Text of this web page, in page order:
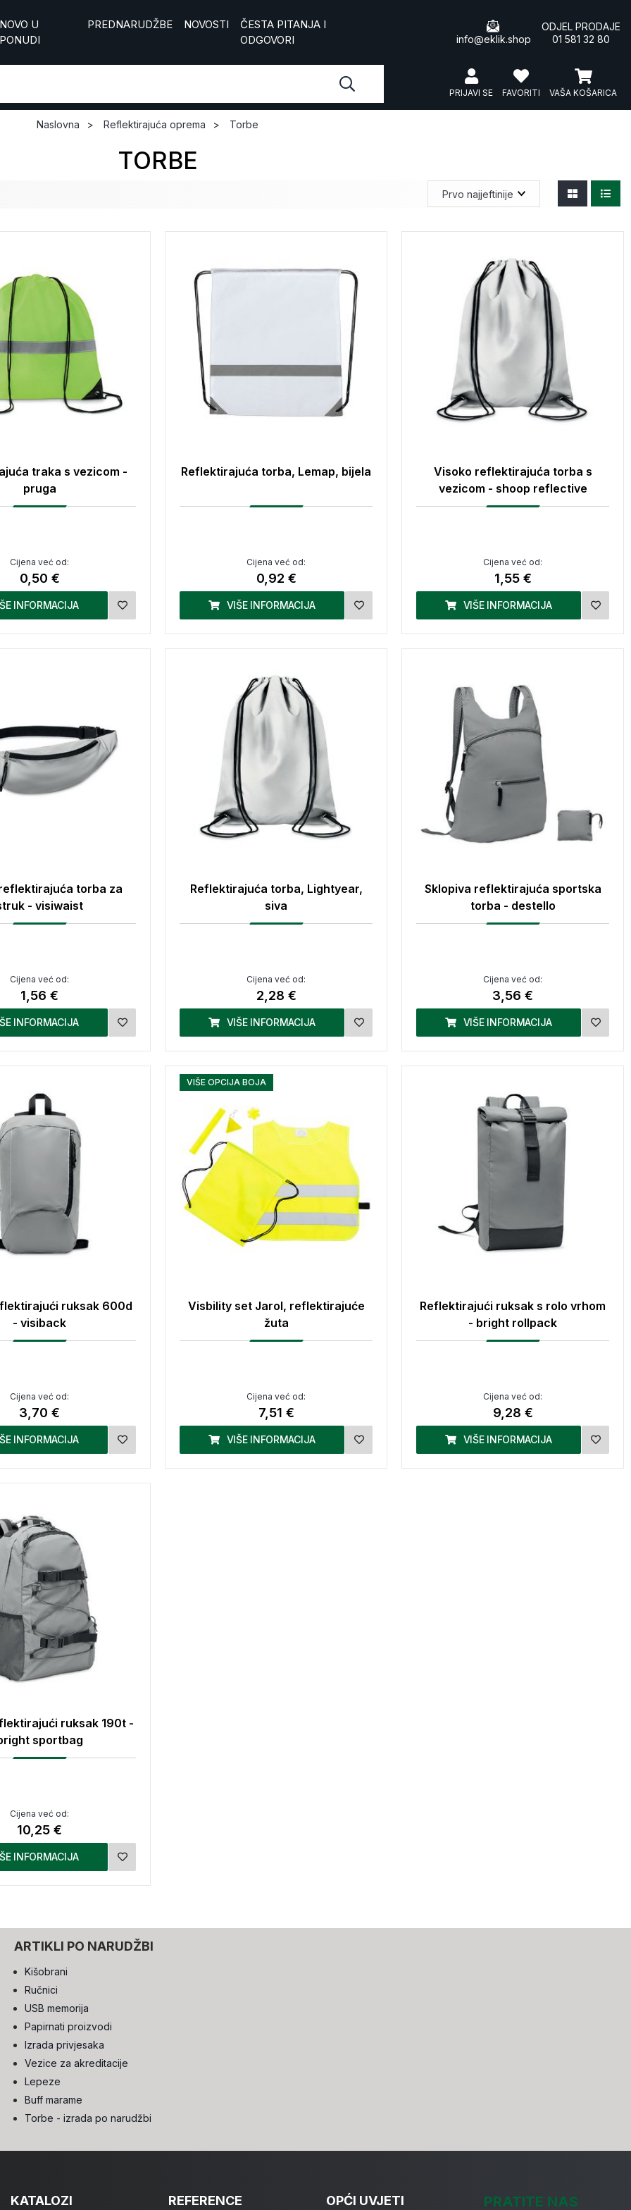
NOVO U
PONUDI
PREDNARUDŽBE NOVOSTI
ČESTA PITANJA I
ODGOVORI
info@eklik.shop
ODJEL PRODAJE
01 581 32 80
VAŠA KOŠARICA
FAVORITI
PRIJAVI SE
Naslovna Reflektirajuća oprema Torbe
TORBE
traka s vezicom -
pruga
Cijena već od:
0,50 €
INFORMACIJA
Reflektirajuća torba, Lemap, bijela
Cijena već od:
0,92 €
VIŠE INFORMACIJA
Visoko reflektirajuća torba s
vezicom - shoop reflective
Cijena već od:
1,55 €
VIŠE INFORMACIJA
torba za
- visiwaist
Cijena već od:
1,56 €
INFORMACIJA
Reflektirajuća torba, Lightyear,
siva
Cijena već od:
2,28 €
VIŠE INFORMACIJA
Sklopiva reflektirajuća sportska
torba - destello
Cijena već od:
3,56 €
VIŠE INFORMACIJA
ruksak 600d
- visiback
Cijena već od:
3,70 €
INFORMACIJA
VIŠE OPCIJA BOJA
Visbility set Jarol, reflektirajuće
žuta
Cijena već od:
7,51 €
VIŠE INFORMACIJA
Reflektirajući ruksak s rolo vrhom
- bright rollpack
Cijena već od:
9,28 €
VIŠE INFORMACIJA
ruksak 190t -
sportbag
Cijena već od:
10,25 €
INFORMACIJA
ARTIKLI PO NARUDŽBI
Kišobrani
Ručnici
USB memorija
Papirnati proizvodi
Izrada privjesaka
Vezice za akreditacije
Lepeze
Buff marame
Torbe - izrada po narudžbi
KATALOZI
REFERENCE OPĆI UVJETI PRATITE NAS